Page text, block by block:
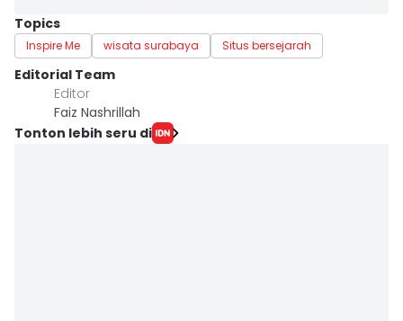
Topics
Inspire Me wisata surabaya Situs bersejarah
Editorial Team
Editor
Faiz Nashrillah
Tonton lebih seru di